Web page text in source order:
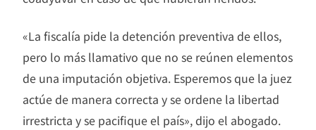
«La fiscalía pide la detención preventiva de ellos,
pero lo más llamativo que no se reúnen elementos
de una imputación objetiva. Esperemos que la juez
actúe de manera correcta y se ordene la libertad
irrestricta y se pacifique el país», dijo el abogado.